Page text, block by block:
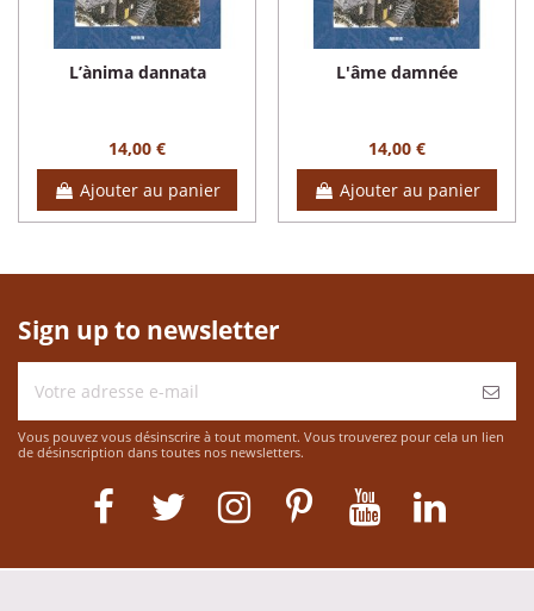
L’ànima dannata
14,00 €
Ajouter au panier
L'âme damnée
14,00 €
Ajouter au panier
Sign up to newsletter
Vous pouvez vous désinscrire à tout moment. Vous trouverez pour cela un lien
de désinscription dans toutes nos newsletters.